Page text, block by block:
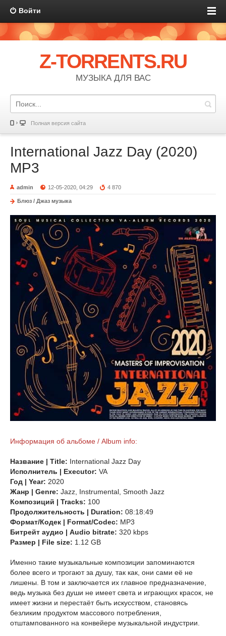
Войти
Z-TORRENTS.RU
МУЗЫКА ДЛЯ ВАС
Полная версия сайта
International Jazz Day (2020)
MP3
admin 12-05-2020, 04:29 4 870
Блюз / Джаз музыка
Информация об альбоме / Album info:
Название | Title: International Jazz Day
Исполнитель | Executor: VA
Год | Year: 2020
Жанр | Genre: Jazz, Instrumental, Smooth Jazz
Композиций | Tracks: 100
Продолжительность | Duration: 08:18:49
Формат/Кодек | Format/Codec: MP3
Битрейт аудио | Audio bitrate: 320 kbps
Размер | File size: 1.12 GB
Именно такие музыкальные композиции запоминаются
более всего и трогают за душу, так как, они сами её не
лишены. В том и заключается их главное предназначение,
ведь музыка без души не имеет света и играющих красок, не
имеет жизни и перестаёт быть искусством, становясь
безликим продуктом массового потребления,
отштампованного на конвейере музыкальной индустрии.